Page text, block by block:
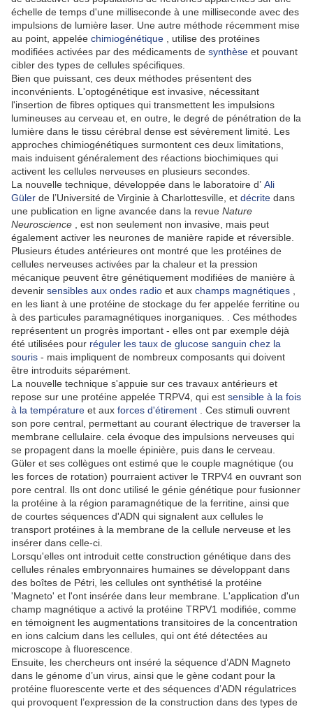
échelle de temps d'une milliseconde à une milliseconde avec des
impulsions de lumière laser. Une autre méthode récemment mise
au point, appelée chimiogénétique , utilise des protéines
modifiées activées par des médicaments de synthèse et pouvant
cibler des types de cellules spécifiques.
Bien que puissant, ces deux méthodes présentent des
inconvénients. L'optogénétique est invasive, nécessitant
l'insertion de fibres optiques qui transmettent les impulsions
lumineuses au cerveau et, en outre, le degré de pénétration de la
lumière dans le tissu cérébral dense est sévèrement limité. Les
approches chimiogénétiques surmontent ces deux limitations,
mais induisent généralement des réactions biochimiques qui
activent les cellules nerveuses en plusieurs secondes.
La nouvelle technique, développée dans le laboratoire d’ Ali
Güler de l’Université de Virginie à Charlottesville, et décrite dans
une publication en ligne avancée dans la revue Nature
Neuroscience , est non seulement non invasive, mais peut
également activer les neurones de manière rapide et réversible.
Plusieurs études antérieures ont montré que les protéines de
cellules nerveuses activées par la chaleur et la pression
mécanique peuvent être génétiquement modifiées de manière à
devenir sensibles aux ondes radio et aux champs magnétiques
en les liant à une protéine de stockage du fer appelée ferritine ou
à des particules paramagnétiques inorganiques. . Ces méthodes
représentent un progrès important - elles ont par exemple déjà
été utilisées pour réguler les taux de glucose sanguin chez la
souris - mais impliquent de nombreux composants qui doivent
être introduits séparément.
La nouvelle technique s'appuie sur ces travaux antérieurs et
repose sur une protéine appelée TRPV4, qui est sensible à la fois
à la température et aux forces d'étirement
Ces stimuli ouvrent
son pore central, permettant au courant électrique de traverser la
membrane cellulaire. cela évoque des impulsions nerveuses qui
se propagent dans la moelle épinière, puis dans le cerveau.
Güler et ses collègues ont estimé que le couple magnétique (ou
les forces de rotation) pourraient activer le TRPV4 en ouvrant son
pore central. Ils ont donc utilisé le génie génétique pour fusionner
la protéine à la région paramagnétique de la ferritine, ainsi que
de courtes séquences d'ADN qui signalent aux cellules le
transport protéines à la membrane de la cellule nerveuse et les
insérer dans celle-ci.
Lorsqu'elles ont introduit cette construction génétique dans des
cellules rénales embryonnaires humaines se développant dans
des boîtes de Pétri, les cellules ont synthétisé la protéine
'Magneto' et l'ont insérée dans leur membrane. L'application d'un
champ magnétique a activé la protéine TRPV1 modifiée, comme
en témoignent les augmentations transitoires de la concentration
en ions calcium dans les cellules, qui ont été détectées au
microscope à fluorescence.
Ensuite, les chercheurs ont inséré la séquence d’ADN Magneto
dans le génome d’un virus, ainsi que le gène codant pour la
protéine fluorescente verte et des séquences d’ADN régulatrices
qui provoquent l’expression de la construction dans des types de